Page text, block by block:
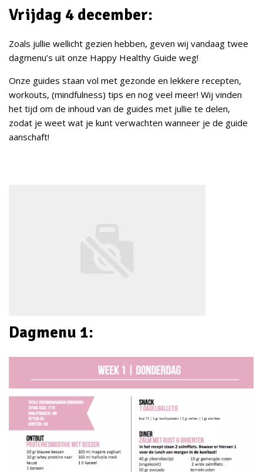
Vrijdag 4 december:
Zoals jullie wellicht gezien hebben, geven wij vandaag twee
dagmenu’s uit onze Happy Healthy Guide weg!
Onze guides staan vol met gezonde en lekkere recepten,
workouts, (mindfulness) tips en nog veel meer! Wij vinden
het tijd om de inhoud van de guides met jullie te delen,
zodat je weet wat je kunt verwachten wanneer je de guide
aanschaft!
Dagmenu 1: